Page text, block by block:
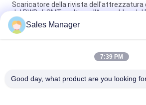
Scaricatore della rivista dell'attrezzatura
del PWB di SMT multi per l'Assemblea del
Multi attrezzatura di SMT dello
PWB controllata dallo SpA di Omron
Caricatore regolabile 460C del PWB di
Sales Manager
7:39 PM
Good day, what product are you looking